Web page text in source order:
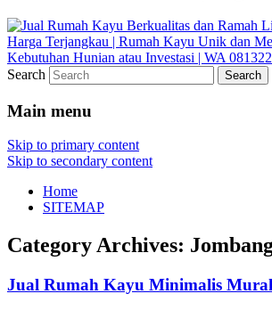
Search
Main menu
Skip to primary content
Skip to secondary content
Home
SITEMAP
Category Archives:
Jual Rumah Kayu Minimalis